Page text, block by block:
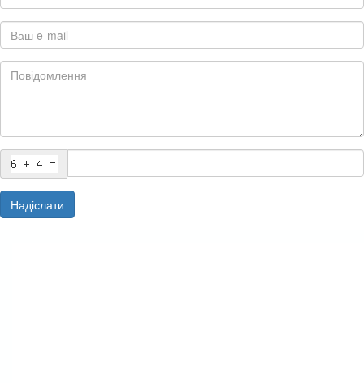
Надіслати